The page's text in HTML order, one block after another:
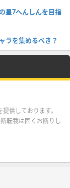
星7へんしんを目指
ラを集めるべき？
供しております。
転載は固くお断りし